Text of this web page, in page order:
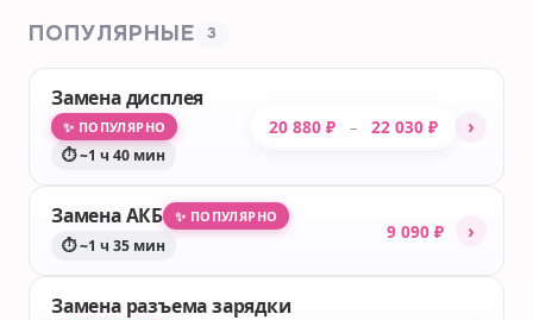
ПОПУЛЯРНЫЕ 3
Замена дисплея
✨ ПОПУЛЯРНО
⏱ ~1 ч 40 мин
20 880 ₽ – 22 030 ₽ ›
Замена АКБ ✨ ПОПУЛЯРНО
⏱ ~1 ч 35 мин
9 090 ₽ ›
Замена разъема зарядки